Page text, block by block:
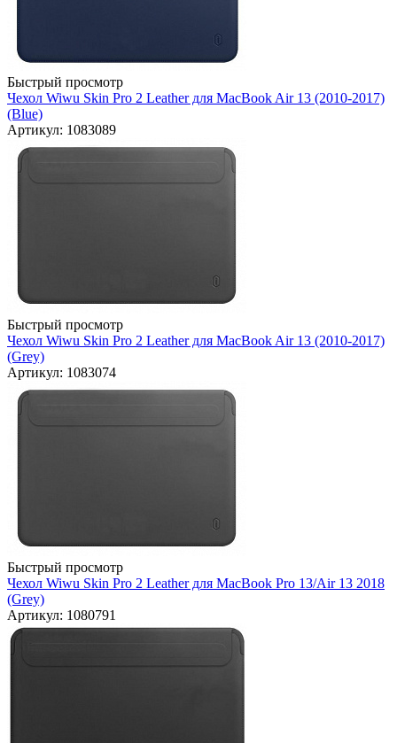
Быстрый просмотр
Чехол Wiwu Skin Pro 2 Leather для MacBook Air 13 (2010-2017)
(Blue)
Артикул: 1083089
Быстрый просмотр
Чехол Wiwu Skin Pro 2 Leather для MacBook Air 13 (2010-2017)
(Grey)
Артикул: 1083074
Быстрый просмотр
Чехол Wiwu Skin Pro 2 Leather для MacBook Pro 13/Air 13 2018
(Grey)
Артикул: 1080791